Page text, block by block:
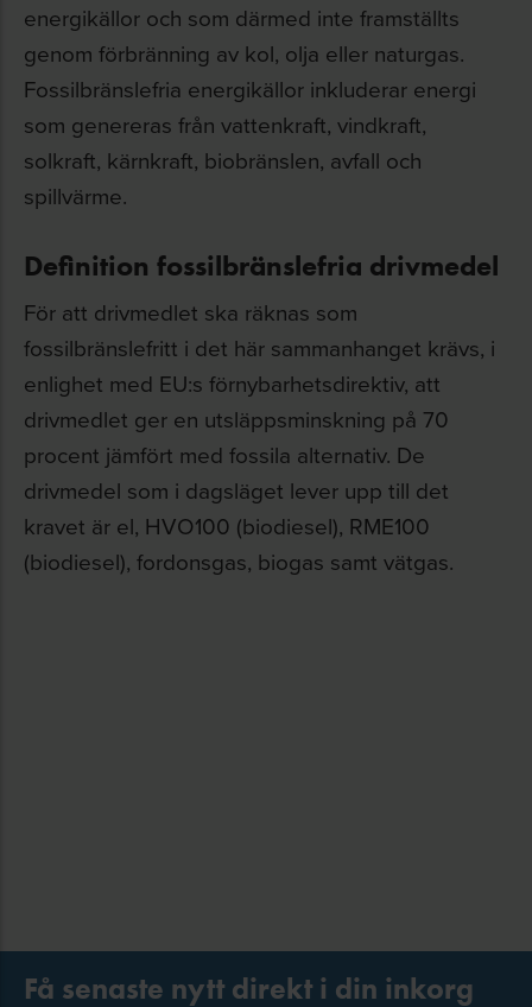
energikällor och som därmed inte framställts
genom förbränning av kol, olja eller naturgas.
Fossilbränslefria energikällor inkluderar energi
som genereras från vattenkraft, vindkraft,
solkraft, kärnkraft, biobränslen, avfall och
spillvärme.
Definition fossilbränslefria drivmedel
För att drivmedlet ska räknas som
fossilbränslefritt i det här sammanhanget krävs, i
enlighet med EU:s förnybarhetsdirektiv, att
drivmedlet ger en utsläppsminskning på 70
procent jämfört med fossila alternativ. De
drivmedel som i dagsläget lever upp till det
kravet är el, HVO100 (biodiesel), RME100
(biodiesel), fordonsgas, biogas samt vätgas.
Få senaste nytt direkt i din inkorg